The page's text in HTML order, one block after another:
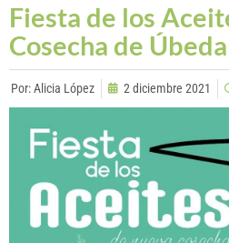
Fiesta de los
Cosecha de
Por:Alicia López 2 diciembre 2021